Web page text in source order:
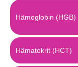
Hämoglobin (HGB)
Hämatokrit (HCT)